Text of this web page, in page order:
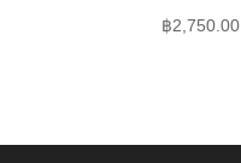
฿2,750.00